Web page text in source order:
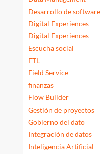
Desarrollo de software
Digital Experiences
Digital Experiences
Escucha social
ETL
Field Service
finanzas
Flow Builder
Gestión de proyectos
Gobierno del dato
Integración de datos
Inteligencia Artificial